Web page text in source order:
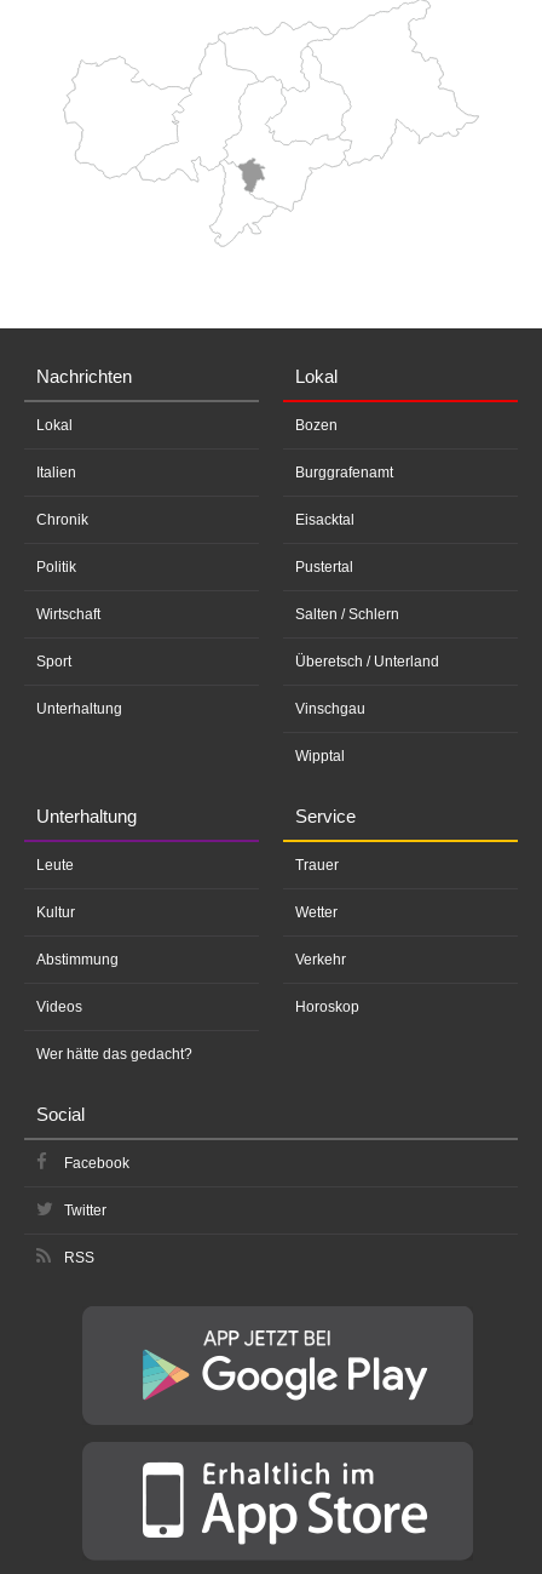
Nachrichten
Lokal
Italien
Chronik
Politik
Wirtschaft
Sport
Unterhaltung
Lokal
Bozen
Burggrafenamt
Eisacktal
Pustertal
Salten / Schlern
Überetsch / Unterland
Vinschgau
Wipptal
Unterhaltung
Leute
Kultur
Abstimmung
Videos
Wer hätte das gedacht?
Service
Trauer
Wetter
Verkehr
Horoskop
Social
Facebook
Twitter
RSS